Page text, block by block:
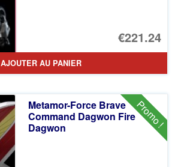
€221.24
AJOUTER AU PANIER
Promo !
Metamor-Force Brave
Command Dagwon Fire
Dagwon